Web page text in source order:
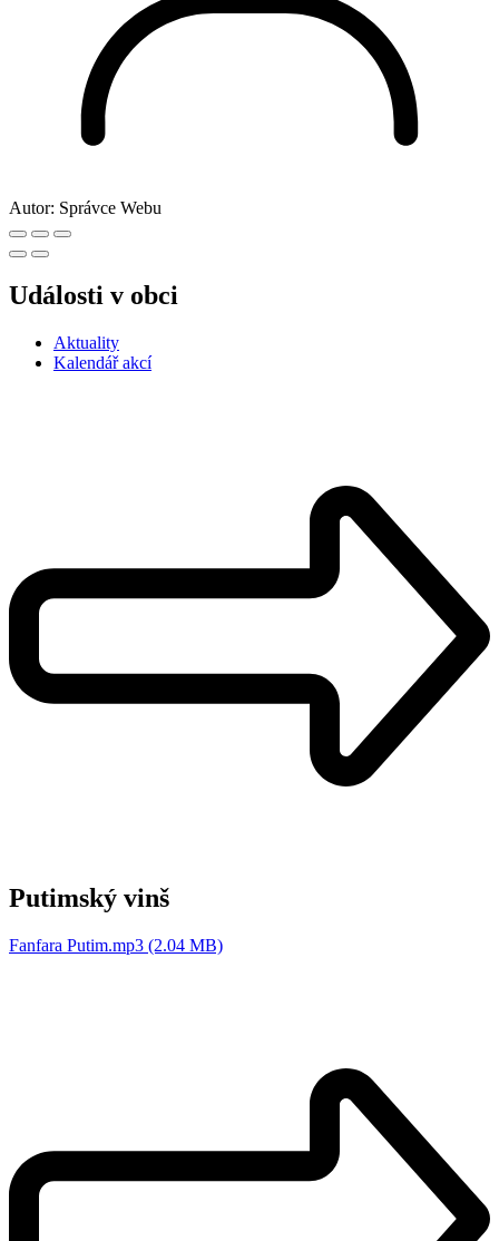
Autor: Správce Webu
Události v obci
Aktuality
Kalendář akcí
Putimský vinš
Fanfara Putim.mp3 (2.04 MB)